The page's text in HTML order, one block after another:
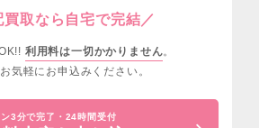
買取なら自宅で完結／
利用料は一切かかりません。
気軽にお申込みください。
ン3分で完了・24時間受付